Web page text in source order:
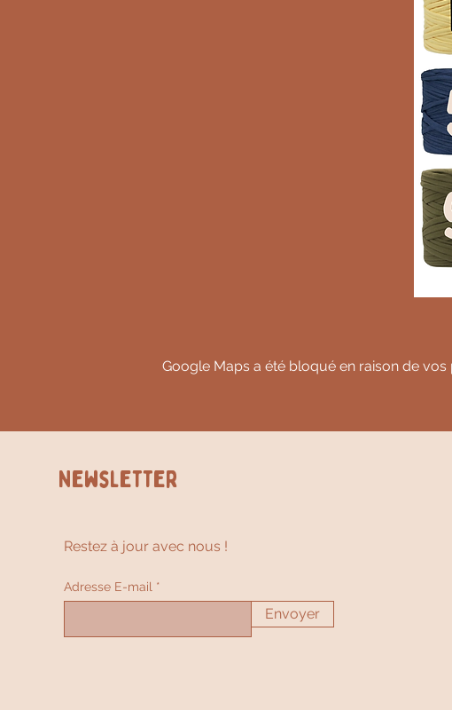
Google Maps a été bloqué en raison de
Newsletter
Restez à jour avec nous !
Adresse E-mail
Envoyer